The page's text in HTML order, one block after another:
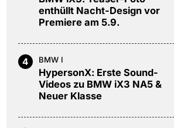
enthüllt Nacht-Design vor
Premiere am 5.9.
4 BMW I
HypersonX: Erste Sound-
Videos zu BMW iX3 NA5 &
Neuer Klasse